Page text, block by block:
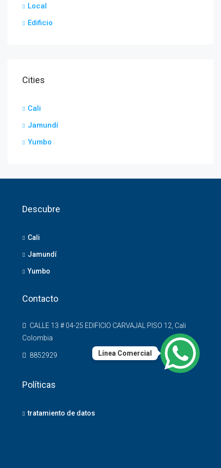
Local
Edificio
Cities
Cali
Jamundí
Yumbo
Descubre
Cali
Jamundí
Yumbo
Contacto
CALLE 13 # 04-25 EDIFICIO CARVAJAL PISO 12, Cali
Colombia
8852929
Políticas
tratamiento de datos
Línea Comercial